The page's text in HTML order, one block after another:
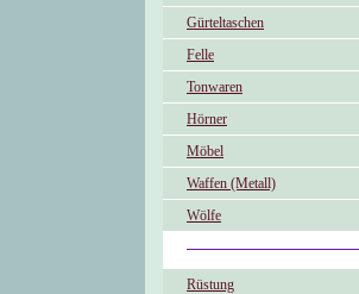
Gürteltaschen
Felle
Tonwaren
Hörner
Möbel
Waffen (Metall)
Wölfe
Rüstung